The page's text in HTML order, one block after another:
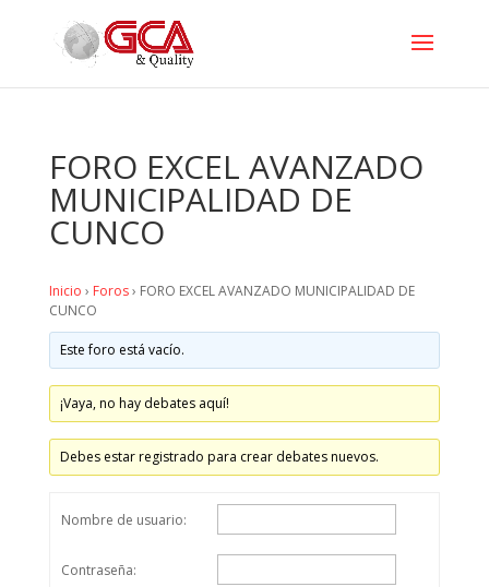
FORO EXCEL AVANZADO
MUNICIPALIDAD DE
CUNCO
Inicio › Foros› FORO EXCEL AVANZADO MUNICIPALIDAD DE
CUNCO
Este foro está vacío.
¡Vaya, no hay debates aquí!
Debes estar registrado para crear debates nuevos.
Nombre de usuario:
Contraseña: